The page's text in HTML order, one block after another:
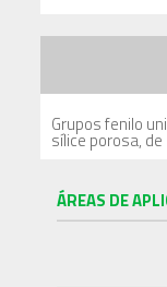
Grupos fenilo
sílice porosa,
ÁREAS DE